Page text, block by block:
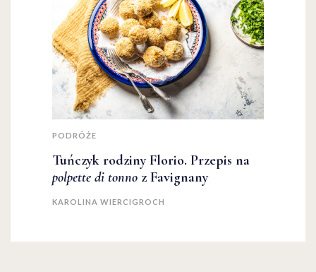
PODRÓŻE
Tuńczyk rodziny Florio. Przepis na
polpette di tonno z Favignany
KAROLINA WIERCIGROCH